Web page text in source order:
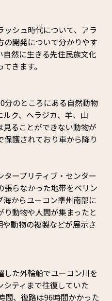
シュ時代について、アラ
の開発について分かりやす
自然に生きる先住民族文化
きます。
分のところにある自然動物
ク、ヘラジカ、羊、山
ることができない動物が
護されており車から降り
ープリティブ・センター
張らなかった地帯をベリン
からユーコン準州南部に
動物や人間が集まったと
動物の複製などが展示さ
した外輪船でユーコン川を
ティまで往復していた
間、復路は96時間かかった